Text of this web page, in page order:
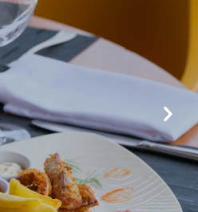
Telegram
Messenger
имейл